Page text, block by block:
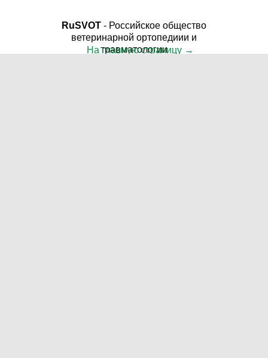
RuSVOT - Российское общество
ветеринарной ортопедиии и
травматологии
На главную страницу →